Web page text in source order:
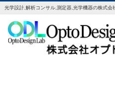
光学設計,解析コンサル,測定器,光学機器の株式会